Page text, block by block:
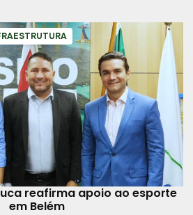
reafirma apoio ao esporte
em Belém